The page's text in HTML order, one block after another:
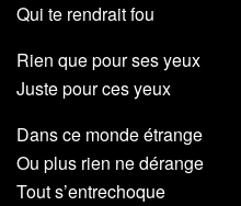
Qui te rendrait fou
Rien que pour ses yeux
Juste pour ces yeux
Dans ce monde étrange
Ou plus rien ne dérange
Tout s’entrechoque